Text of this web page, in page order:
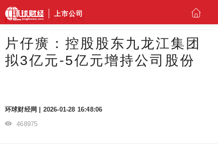
上市公司
环球财经 上市公司
片仔癀：控股股东九龙江集团
拟3亿元-5亿元增持公司股份
环球财经网 | 2026-01-28 16:48:06
468975